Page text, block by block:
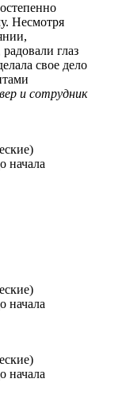
Несмотря
глаз
свое дело
и сотрудник
начала
начала
начала